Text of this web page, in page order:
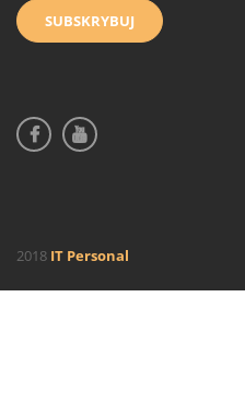
2018 IT Personal